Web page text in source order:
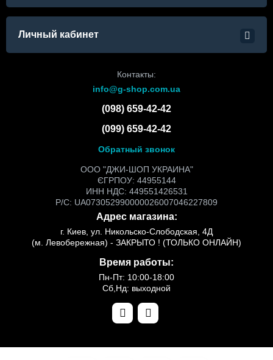
Личный кабинет
Контакты:
info@g-shop.com.ua
(098) 659-42-42
(099) 659-42-42
Обратный звонок
ООО "ДЖИ-ШОП УКРАИНА"
ЄГРПОУ: 44955144
ИНН НДС: 449551426531
Р/С: UA073052990000026007046227809
Адрес магазина:
г. Киев, ул. Никольско-Слободская, 4Д
(м. Левобережная) - ЗАКРЫТО ! (ТОЛЬКО ОНЛАЙН)
Время работы:
Пн-Пт: 10:00-18:00
Сб,Нд: выходной